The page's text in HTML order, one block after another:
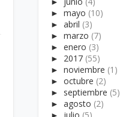
►mayo (10)
►abril (3)
►marzo (7)
►enero (3)
► 2017 (55)
►noviembre (1)
►octubre (2)
► septiembre (5)
►agosto (2)